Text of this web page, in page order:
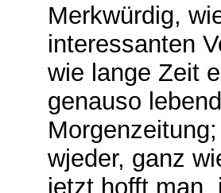
Merkwürdig,
interessanten
wie lange Zeit
genauso
wjeder, ganz
jetzt hofft man,